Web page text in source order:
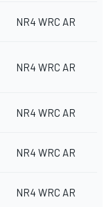
NR4 WRC AR
NR4 WRC AR
NR4 WRC AR
NR4 WRC AR
NR4 WRC AR